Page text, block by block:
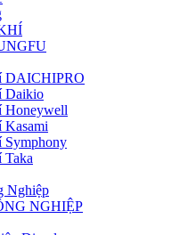
DAICHIPRO
Daikio
Honeywell
Kasami
Symphony
Taka
Nghiệp
NGHIỆP